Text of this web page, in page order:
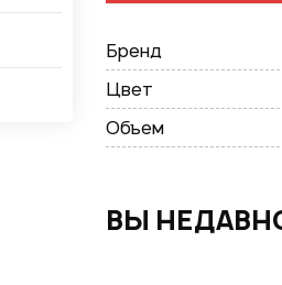
Бренд
Цвет
Объем
ВЫ